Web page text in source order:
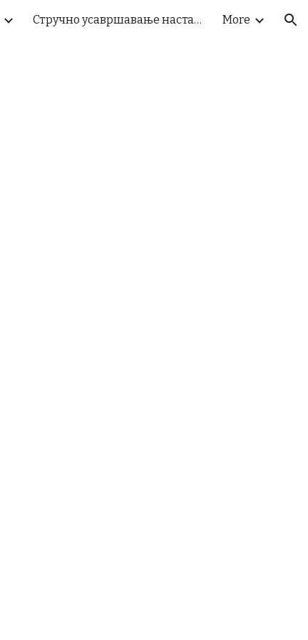
Стручно усавршавање наставника More